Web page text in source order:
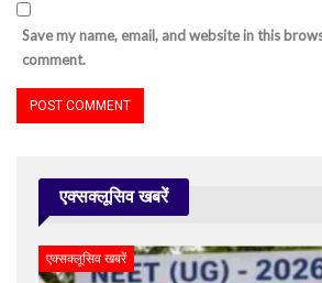
Save my name, email, and website in this
comment.
एक्सक्लूसिव खबरें
एक्सक्लूसिव खबरें